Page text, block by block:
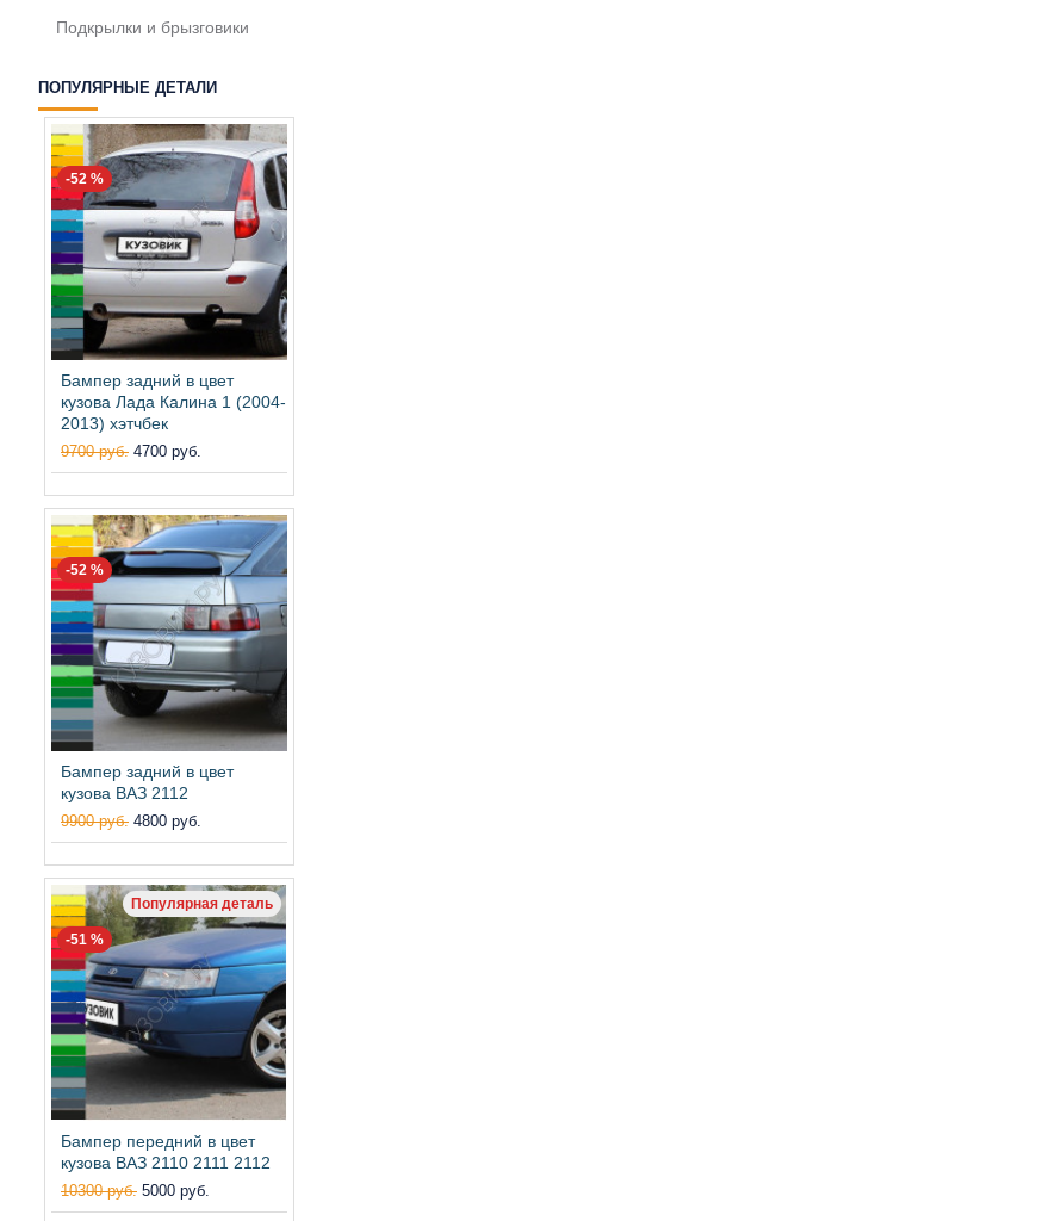
Подкрылки и брызговики
ПОПУЛЯРНЫЕ ДЕТАЛИ
-52 %
Бампер задний в цвет
кузова Лада Калина 1 (2004-
2013) хэтчбек
9700 руб. 4700 руб.
-52 %
Бампер задний в цвет
кузова ВАЗ 2112
9900 руб. 4800 руб.
Популярная деталь
-51 %
Бампер передний в цвет
кузова ВАЗ 2110 2111 2112
10300 руб. 5000 руб.